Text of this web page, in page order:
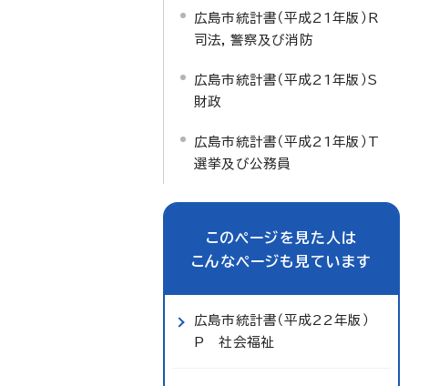
広島市統計書（平成21年版）R
司法，警察及び消防
広島市統計書（平成21年版）S
財政
広島市統計書（平成21年版）T
選挙及び公務員
このページを見た人は
こんなページも見ています
広島市統計書（平成22年版）
P 社会福祉